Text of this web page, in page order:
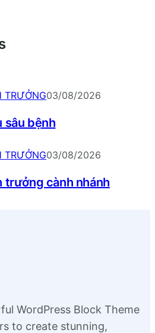
TRƯỞNG03/08/2026
sâu bệnh
TRƯỞNG03/08/2026
trưởng cành nhánh
WordPress Block Theme
to create stunning,